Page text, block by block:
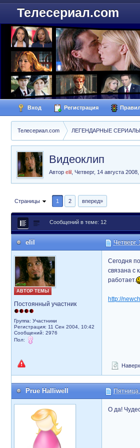
Телесериал.com
Вход Регистрация
Телесериал.com ЛЕГЕНДАРНЫЕ СЕРИАЛЫ
Видеоклип
Автор elil Четверг, 14 августа
Страницы 1 2 вперед»
Сообщений в теме: 12
elil Четверг,
АВТОР ТЕМЫ
Постоянный участник
Группа: Участники
Регистрация: 11 Сен 2004, 10:42
Сообщений: 2976
Пол:
Сегодня
связана с
работает.
http://
Наверх
Prue Halliwell
О да!